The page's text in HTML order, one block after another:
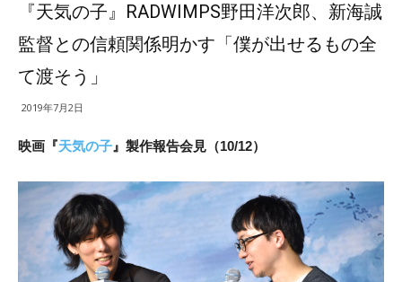
『天気の子』RADWIMPS野田洋次郎、新海誠
監督との信頼関係明かす「僕が出せるもの全
て渡そう」
2019年7月2日
映画『天気の子 』製作報告会見（10/12）